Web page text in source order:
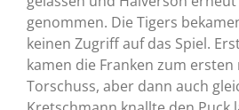
genommen. Die Tigers
keinen Zugriff auf das Spiel.
kamen die Franken zum
Torschuss, aber dann auch